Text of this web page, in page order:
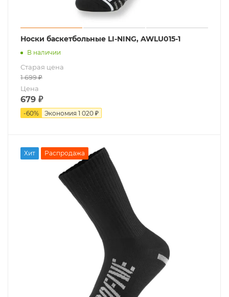
Носки баскетбольные LI-NING, AWLU015-1
В наличии
Старая цена
1 699₽
Цена
679 ₽
-60% Экономия 1 020 ₽
Хит Распродажа